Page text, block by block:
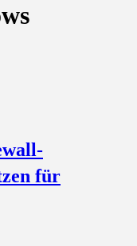
für